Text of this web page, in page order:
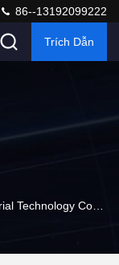
86--13192099222
Trích Dẫn